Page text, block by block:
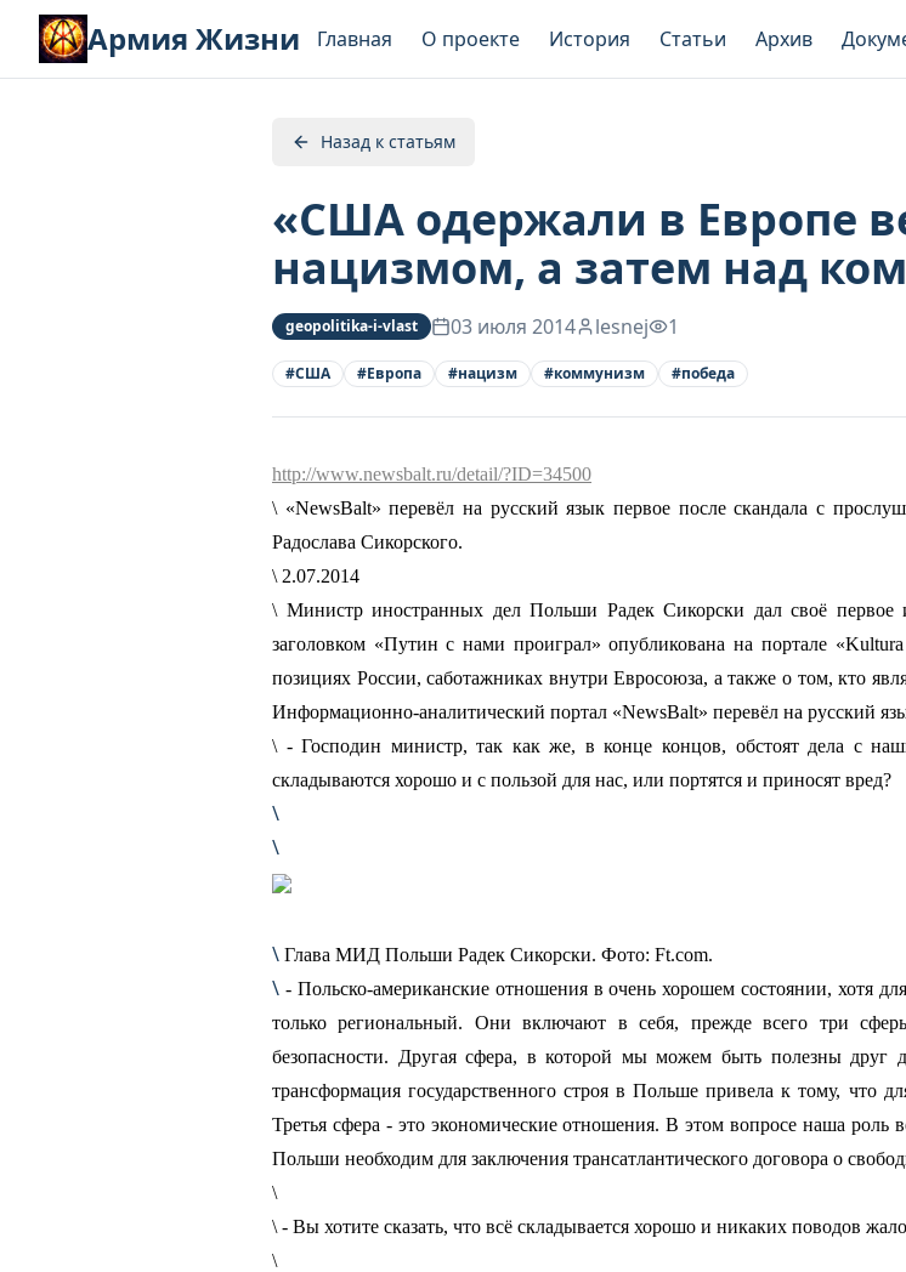
Армия Жизни Главная О проекте История Статьи Архив
Назад к статьям
«США одержали в Европе
нацизмом, а затем над
geopolitika-i-vlast 03 июля 2014 lesnej 1
#США #Европа #нацизм #коммунизм #победа
http://www.newsbalt.ru/detail/?ID=34500
\ «NewsBalt» перевёл на русский язык первое после скандала с
Радослава Сикорского.
\ 2.07.2014
\ Министр иностранных дел Польши Радек Сикорски дал своё первое
заголовком «Путин с нами проиграл» опубликована на портале
позициях России, саботажниках внутри Евросоюза, а также о том, кто
Информационно-аналитический портал «NewsBalt» перевёл на русский
\ - Господин министр, так как же, в конце концов, обстоят дела с
складываются хорошо и с пользой для нас, или портятся и приносят вред?
\
\
\ Глава МИД Польши Радек Сикорски. Фото: Ft.com.
\ - Польско-американские отношения в очень хорошем состоянии, хотя
только региональный. Они включают в себя, прежде всего три
безопасности. Другая сфера, в которой мы можем быть полезны друг
трансформация государственного строя в Польше привела к тому, что
Третья сфера - это экономические отношения. В этом вопросе наша роль
Польши необходим для заключения трансатлантического договора о
\
\ - Вы хотите сказать, что всё складывается хорошо и никаких поводов
\